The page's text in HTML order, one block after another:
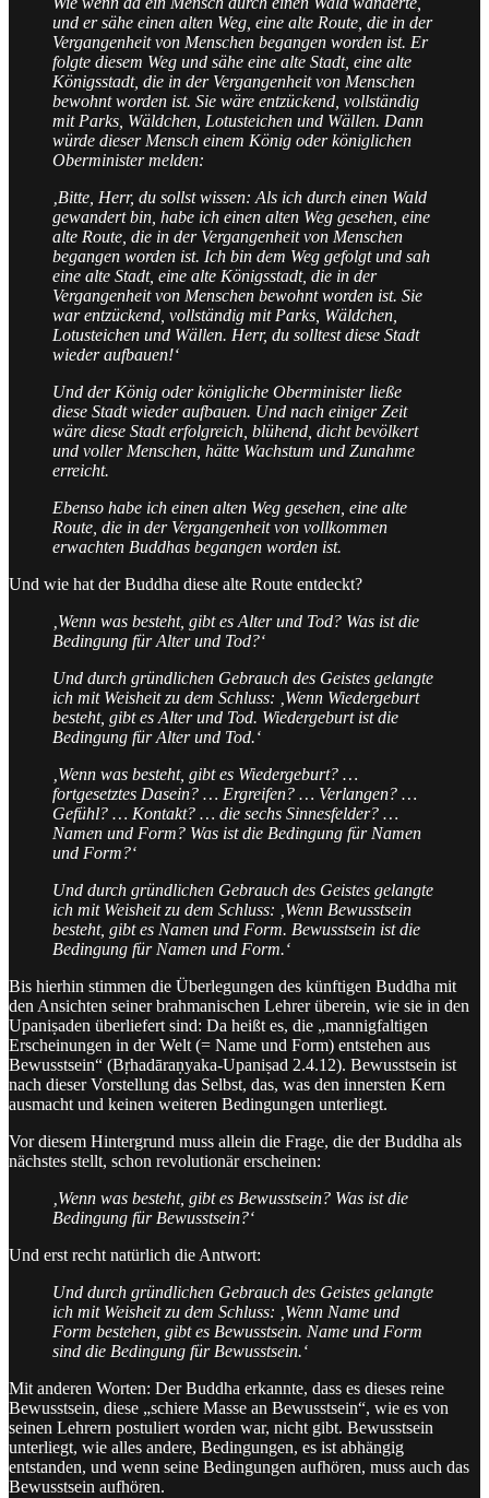
und er sähe einen alten Weg, eine alte Route, die in der
Vergangenheit von Menschen begangen worden ist. Er
folgte diesem Weg und sähe eine alte Stadt, eine alte
Königsstadt, die in der Vergangenheit von Menschen
bewohnt worden ist. Sie wäre entzückend, vollständig
mit Parks, Wäldchen, Lotusteichen und Wällen. Dann
würde dieser Mensch einem König oder königlichen
Oberminister melden:
‚Bitte, Herr, du sollst wissen: Als ich durch einen Wald
gewandert bin, habe ich einen alten Weg gesehen, eine
alte Route, die in der Vergangenheit von Menschen
begangen worden ist. Ich bin dem Weg gefolgt und sah
eine alte Stadt, eine alte Königsstadt, die in der
Vergangenheit von Menschen bewohnt worden ist. Sie
war entzückend, vollständig mit Parks, Wäldchen,
Lotusteichen und Wällen. Herr, du solltest diese Stadt
wieder aufbauen!‘
Und der König oder königliche Oberminister ließe
diese Stadt wieder aufbauen. Und nach einiger Zeit
wäre diese Stadt erfolgreich, blühend, dicht bevölkert
und voller Menschen, hätte Wachstum und Zunahme
erreicht.
Ebenso habe ich einen alten Weg gesehen, eine alte
Route, die in der Vergangenheit von vollkommen
erwachten Buddhas begangen worden ist.
Und wie hat der Buddha diese alte Route entdeckt?
‚Wenn was besteht, gibt es Alter und Tod? Was ist die
Bedingung für Alter und Tod?‘
Und durch gründlichen Gebrauch des Geistes gelangte
ich mit Weisheit zu dem Schluss: ‚Wenn Wiedergeburt
besteht, gibt es Alter und Tod. Wiedergeburt ist die
Bedingung für Alter und Tod.‘
‚Wenn was besteht, gibt es Wiedergeburt? …
fortgesetztes Dasein? … Ergreifen? … Verlangen? …
Gefühl? … Kontakt? … die sechs Sinnesfelder? …
Namen und Form? Was ist die Bedingung für Namen
und Form?‘
Und durch gründlichen Gebrauch des Geistes gelangte
ich mit Weisheit zu dem Schluss: ‚Wenn Bewusstsein
besteht, gibt es Namen und Form. Bewusstsein ist die
Bedingung für Namen und Form.‘
Bis hierhin stimmen die Überlegungen des künftigen Buddha mit
den Ansichten seiner brahmanischen Lehrer überein, wie sie in den
Upaniṣaden überliefert sind: Da heißt es, die „mannigfaltigen
Erscheinungen in der Welt (= Name und Form) entstehen aus
Bewusstsein“ (Bṛhadāraṇyaka-Upaniṣad 2.4.12). Bewusstsein ist
nach dieser Vorstellung das Selbst, das, was den innersten Kern
ausmacht und keinen weiteren Bedingungen unterliegt.
Vor diesem Hintergrund muss allein die Frage, die der Buddha als
nächstes stellt, schon revolutionär erscheinen:
‚Wenn was besteht, gibt es Bewusstsein? Was ist die
Bedingung für Bewusstsein?‘
Und erst recht natürlich die Antwort:
Und durch gründlichen Gebrauch des Geistes gelangte
ich mit Weisheit zu dem Schluss: ‚Wenn Name und
Form bestehen, gibt es Bewusstsein. Name und Form
sind die Bedingung für Bewusstsein.‘
Mit anderen Worten: Der Buddha erkannte, dass es dieses reine
Bewusstsein, diese „schiere Masse an Bewusstsein“, wie es von
seinen Lehrern postuliert worden war, nicht gibt. Bewusstsein
unterliegt, wie alles andere, Bedingungen, es ist abhängig
entstanden, und wenn seine Bedingungen aufhören, muss auch das
Bewusstsein aufhören.